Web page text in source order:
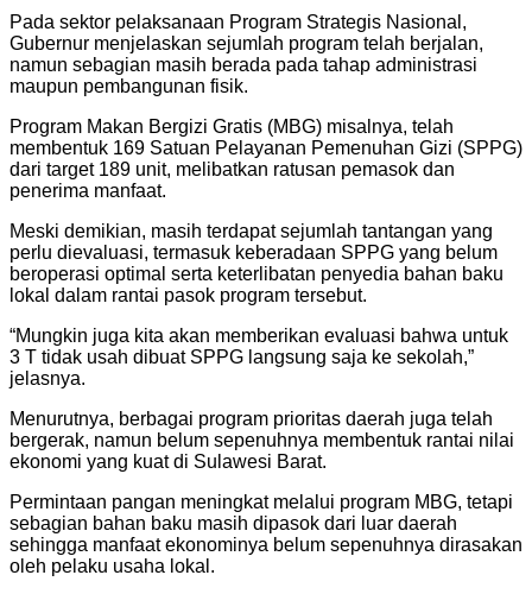
Pada sektor pelaksanaan Program Strategis Nasional,
Gubernur menjelaskan sejumlah program telah berjalan,
namun sebagian masih berada pada tahap administrasi
maupun pembangunan fisik.
Program Makan Bergizi Gratis (MBG) misalnya, telah
membentuk 169 Satuan Pelayanan Pemenuhan Gizi (SPPG)
dari target 189 unit, melibatkan ratusan pemasok dan
penerima manfaat.
Meski demikian, masih terdapat sejumlah tantangan yang
perlu dievaluasi, termasuk keberadaan SPPG yang belum
beroperasi optimal serta keterlibatan penyedia bahan baku
lokal dalam rantai pasok program tersebut.
“Mungkin juga kita akan memberikan evaluasi bahwa untuk
3 T tidak usah dibuat SPPG langsung saja ke sekolah,”
jelasnya.
Menurutnya, berbagai program prioritas daerah juga telah
bergerak, namun belum sepenuhnya membentuk rantai nilai
ekonomi yang kuat di Sulawesi Barat.
Permintaan pangan meningkat melalui program MBG, tetapi
sebagian bahan baku masih dipasok dari luar daerah
sehingga manfaat ekonominya belum sepenuhnya dirasakan
oleh pelaku usaha lokal.